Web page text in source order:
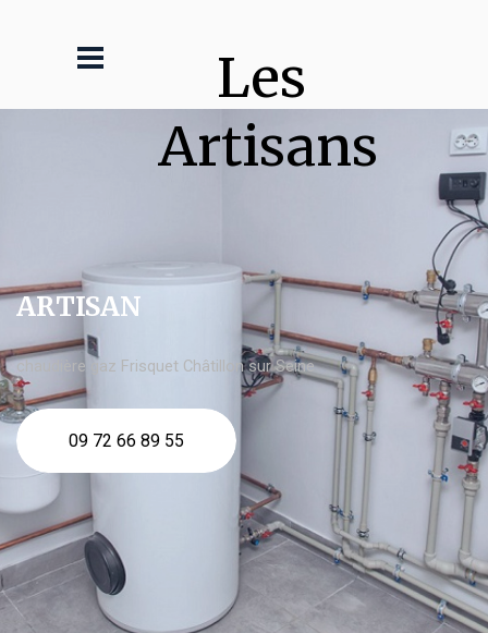
Les
Artisans
ARTISAN
chaudière gaz Frisquet Châtillon sur Seine
09 72 66 89 55